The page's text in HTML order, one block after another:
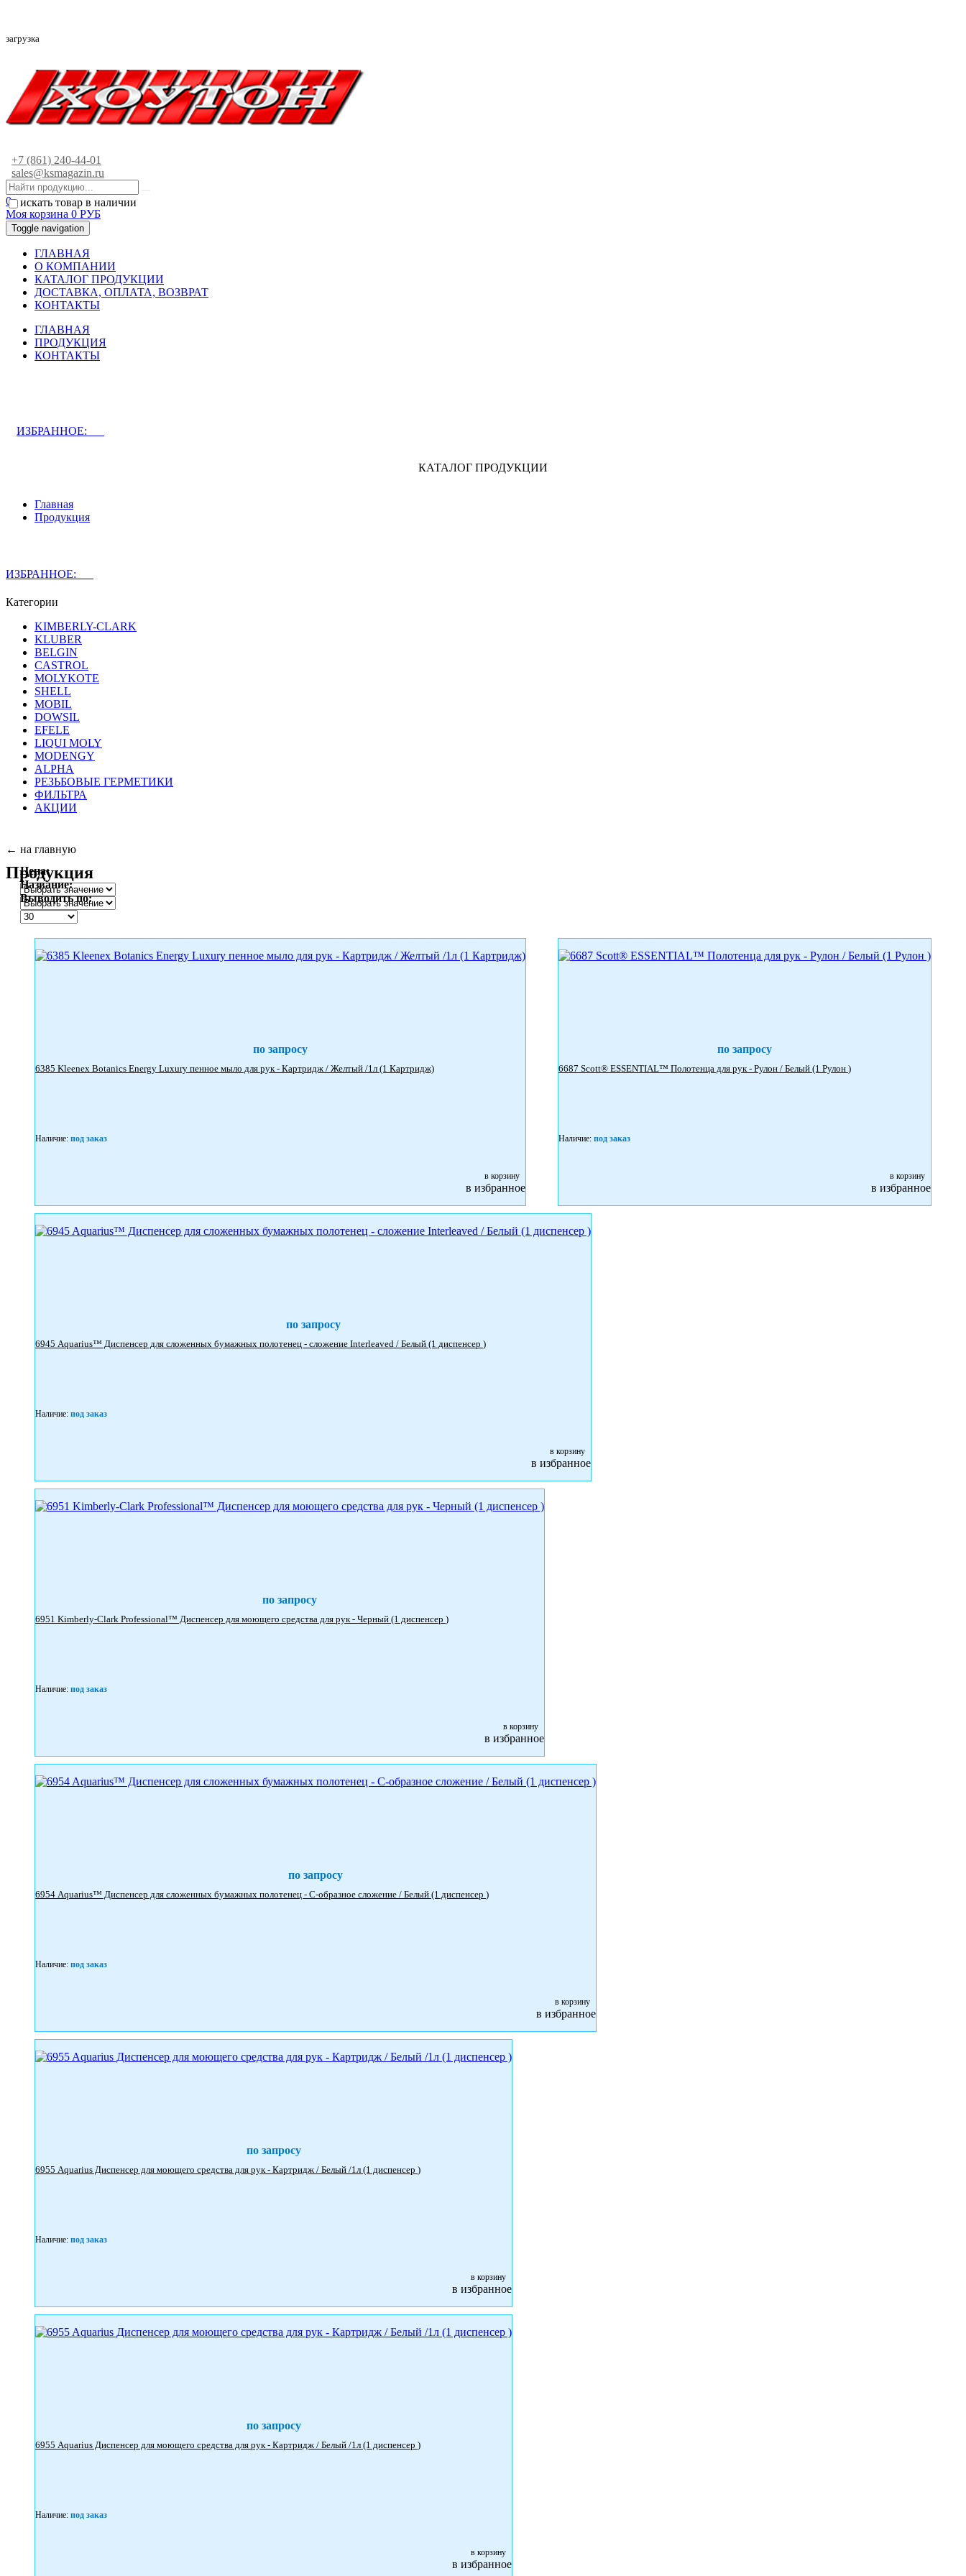
загрузка
+7 (861) 240-44-01
sales@ksmagazin.ru
искать товар в наличии
0
Моя корзина 0 РУБ
Toggle navigation
ГЛАВНАЯ
О КОМПАНИИ
КАТАЛОГ ПРОДУКЦИИ
ДОСТАВКА, ОПЛАТА, ВОЗВРАТ
КОНТАКТЫ
ГЛАВНАЯ
ПРОДУКЦИЯ
КОНТАКТЫ
ИЗБРАННОЕ:
КАТАЛОГ ПРОДУКЦИИ
Главная
Продукция
ИЗБРАННОЕ:
Категории
KIMBERLY-CLARK
KLUBER
BELGIN
CASTROL
MOLYKOTE
SHELL
MOBIL
DOWSIL
EFELE
LIQUI MOLY
MODENGY
ALPHA
РЕЗЬБОВЫЕ ГЕРМЕТИКИ
ФИЛЬТРА
АКЦИИ
← на главную
Продукция
Цена:
Название:
Выводить пo:
по запросу
6385 Kleenex Botanics Energy Luxury пенное мыло для рук - Картридж / Желтый /1л (1 Картридж)
Наличие: под заказ
в корзину
в избранное
по запросу
6687 Scott® ESSENTIAL™ Полотенца для рук - Рулон / Белый (1 Рулон )
Наличие: под заказ
в корзину
в избранное
по запросу
6945 Aquarius™ Диспенсер для сложенных бумажных полотенец - сложение Interleaved / Белый (1 диспенсер )
Наличие: под заказ
в корзину
в избранное
по запросу
6951 Kimberly-Clark Professional™ Диспенсер для моющего средства для рук - Черный (1 диспенсер )
Наличие: под заказ
в корзину
в избранное
по запросу
6954 Aquarius™ Диспенсер для сложенных бумажных полотенец - С-образное сложение / Белый (1 диспенсер )
Наличие: под заказ
в корзину
в избранное
по запросу
6955 Aquarius Диспенсер для моющего средства для рук - Картридж / Белый /1л (1 диспенсер )
Наличие: под заказ
в корзину
в избранное
по запросу
6955 Aquarius Диспенсер для моющего средства для рук - Картридж / Белый /1л (1 диспенсер )
Наличие: под заказ
в корзину
в избранное